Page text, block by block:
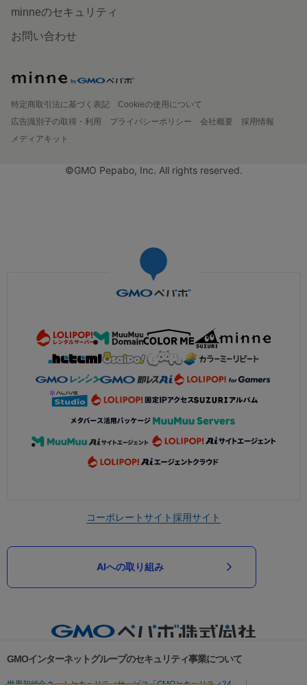
minneのセキュリティ
お問い合わせ
特定商取引法に基づく表記
Cookieの使用について
広告識別子の取得・利用
プライバシーポリシー 会社概要
採用情報
メディアキット
©GMO Pepabo, Inc. All rights reserved.
コーポレートサイト採用サイト
AIへの取り組み
GMOインターネットグループのセキュリティ事業について